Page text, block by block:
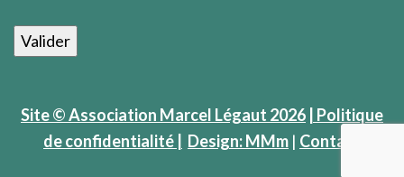
Site © Association Marcel Légaut 2026 | Politique
de confidentialité |
Design: MMm | Contact